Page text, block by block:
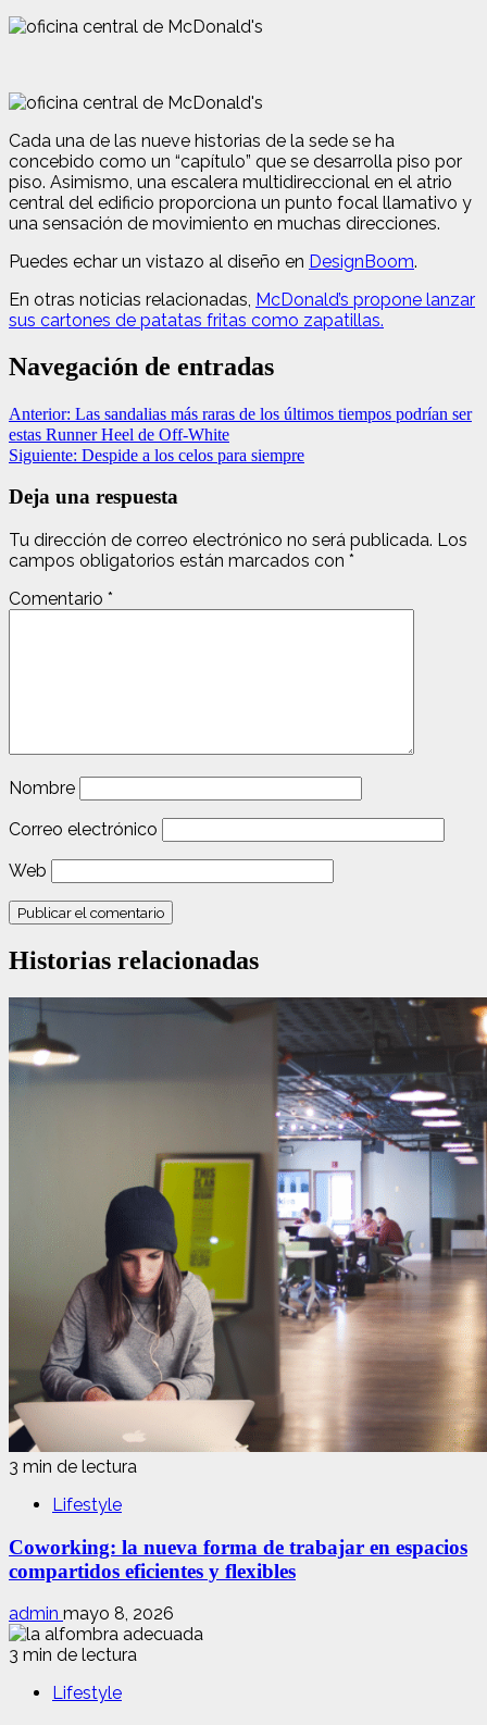
Cada una de las nueve historias de la sede se ha
concebido como un “capítulo” que se desarrolla piso por
piso. Asimismo, una escalera multidireccional en el atrio
central del edificio proporciona un punto focal llamativo y
una sensación de movimiento en muchas direcciones.
Puedes echar un vistazo al diseño en DesignBoom.
En otras noticias relacionadas, McDonald’s propone lanzar
sus cartones de patatas fritas como zapatillas.
Navegación de entradas
Anterior: Las sandalias más raras de los últimos tiempos podrían ser
estas Runner Heel de Off-White
Siguiente: Despide a los celos para siempre
Deja una respuesta
Tu dirección de correo electrónico no será publicada. Los
campos obligatorios están marcados con *
Comentario *
Nombre
Correo electrónico
Web
Historias relacionadas
3 min de lectura
Lifestyle
Coworking: la nueva forma de trabajar en espacios
compartidos eficientes y flexibles
admin mayo 8, 2026
3 min de lectura
Lifestyle